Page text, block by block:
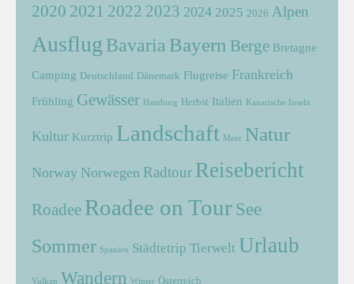
2020 2021 2022 2023 2024 2025 2026 Alpen
Ausflug Bavaria Bayern Berge Bretagne
Camping Deutschland Dänemark Flugreise Frankreich
Frühling Gewässer Hamburg Herbst Italien Kanarische Inseln
Kultur Kurztrip Landschaft Meer Natur
Norway Norwegen Radtour Reisebericht
Roadee Roadee on Tour See
Sommer Spanien Städtetrip Tierwelt Urlaub
Vulkan Wandern Winter Österreich